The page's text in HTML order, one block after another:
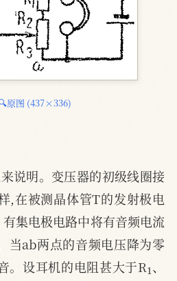
原图 (437×336)
说明。变压器的初级线圈接
,在被测晶体管T的发射极电
有集电极电路中将有音频电流
当ab两点的音频电压降为零
。设耳机的电阻甚大于R1、